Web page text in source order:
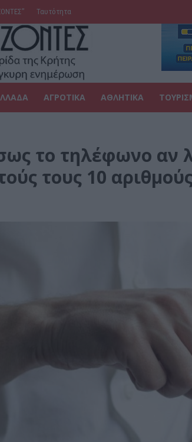
Ταυτότητα
ΑΓΡΟΤΙΚΑ ΑΘΛΗΤΙΚΑ
το τηλέφωνο αν
τους 10 αριθμούς